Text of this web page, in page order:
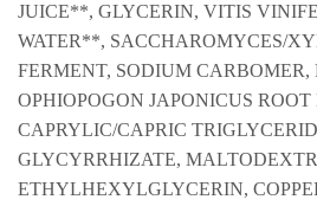
JUICE**, GLYCERIN, VITIS
WATER**, SACCHAROMYCES/
FERMENT, SODIUM CARBOMER,
OPHIOPOGON JAPONICUS
CAPRYLIC/CAPRIC
GLYCYRRHIZATE,
ETHYLHEXYLGLYCERIN,